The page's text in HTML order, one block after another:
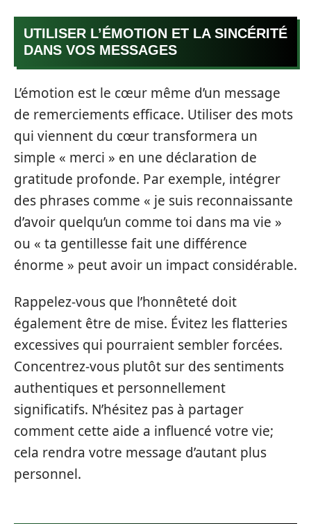
UTILISER L’ÉMOTION ET LA SINCÉRITÉ
DANS VOS MESSAGES
L’émotion est le cœur même d’un message
de remerciements efficace. Utiliser des mots
qui viennent du cœur transformera un
simple « merci » en une déclaration de
gratitude profonde. Par exemple, intégrer
des phrases comme « je suis reconnaissante
d’avoir quelqu’un comme toi dans ma vie »
ou « ta gentillesse fait une différence
énorme » peut avoir un impact considérable.
Rappelez-vous que l’honnêteté doit
également être de mise. Évitez les flatteries
excessives qui pourraient sembler forcées.
Concentrez-vous plutôt sur des sentiments
authentiques et personnellement
significatifs. N’hésitez pas à partager
comment cette aide a influencé votre vie;
cela rendra votre message d’autant plus
personnel.